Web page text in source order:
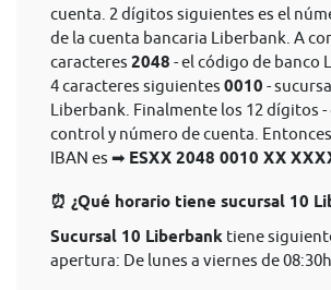
cuenta. 2 dígitos siguientes es el
de la cuenta bancaria Liberbank. A
caracteres 2048 - el código de banco
4 caracteres siguientes 0010 -
Liberbank. Finalmente los 12 dígitos
control y número de cuenta.
IBAN es ➡ ESXX 2048 0010 XX
⏰ ¿Qué horario tiene sucursal 10
Sucursal 10 Liberbank tiene
apertura: De lunes a viernes de